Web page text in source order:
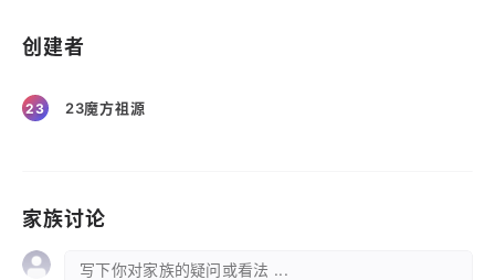
创建者
23 23魔方祖源
家族讨论
写下你对家族的疑问或看法 ...